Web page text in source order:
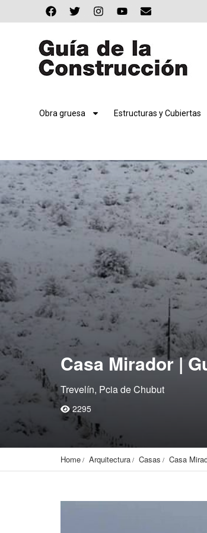
Obra gruesa Estructuras y Cubiertas
Casa Mirador |
Trevelín, Pcia de Chubut
2295
Home Arquitectura Casas Casa